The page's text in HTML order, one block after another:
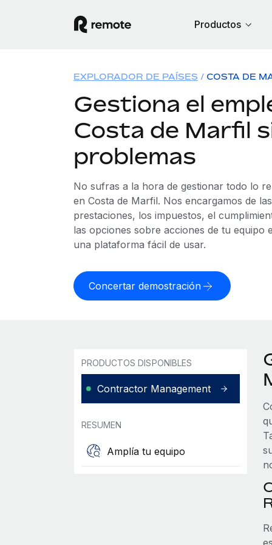
Productos
EXPLORADOR DE PAÍSES COSTA DE
Gestiona el
Costa de Marfil
problemas
No sufras a la hora de gestionar todo lo
en Costa de Marfil. Nos encargamos de
prestaciones, los impuestos, el
las opciones sobre acciones de tu equipo
una plataforma fácil de usar.
Concertar demostración
PRODUCTOS DISPONIBLES
Contractor Management
RESUMEN
Amplía tu equipo